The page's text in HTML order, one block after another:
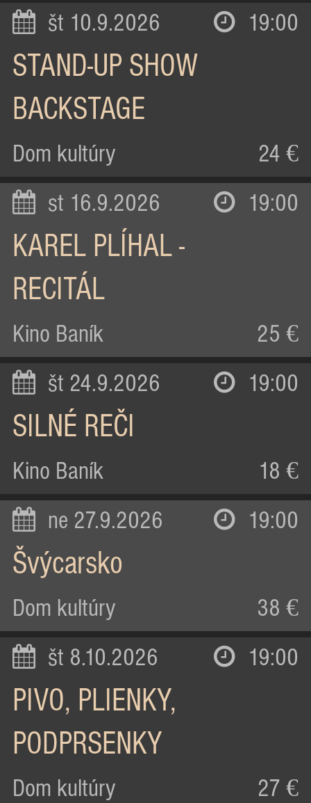
št 10.9.2026 19:00
STAND-UP SHOW
BACKSTAGE
Dom kultúry 24 €
st 16.9.2026 19:00
KAREL PLÍHAL -
RECITÁL
Kino Baník 25 €
št 24.9.2026 19:00
SILNÉ REČI
Kino Baník 18 €
ne 27.9.2026 19:00
Švýcarsko
Dom kultúry 38 €
št 8.10.2026 19:00
PIVO, PLIENKY,
PODPRSENKY
Dom kultúry 27 €